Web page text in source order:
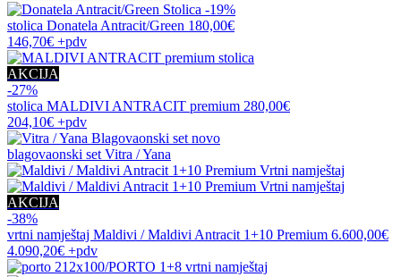
-19%
stolica Donatela Antracit/Green 180,00€
146,70€ +pdv
AKCIJA
-27%
stolica MALDIVI ANTRACIT premium 280,00€
204,10€ +pdv
novo
blagovaonski set Vitra / Yana
AKCIJA
-38%
vrtni namještaj Maldivi / Maldivi Antracit 1+10 Premium 6.600,00€
4.090,20€ +pdv